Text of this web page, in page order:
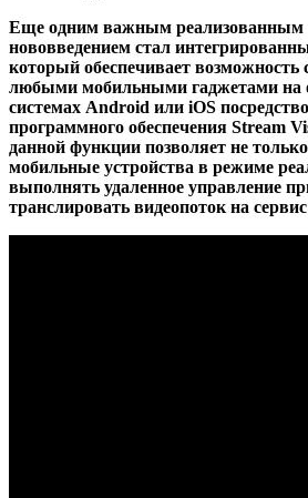
Еще одним важным реализованным
нововведением стал
который обеспечивает возможность
любыми мобильными гаджетами на
системах Android или iOS
программного обеспечения Stream
данной функции позволяет не
мобильные устройства в режиме
выполнять удаленное управление
транслировать видеопоток на